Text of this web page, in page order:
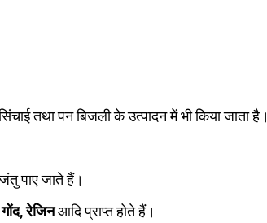
तथा पन बिजली के उत्पादन में भी किया जाता है।
पाए जाते हैं।
गोंद, रेजिनआदि प्राप्त होते हैं।